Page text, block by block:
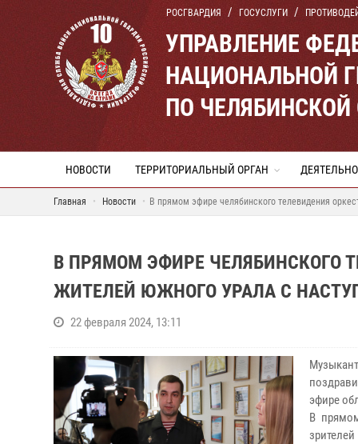
РОСГВАРДИЯ ГОСУСЛУГИ
УПРАВЛЕНИЕ
НАЦИОНАЛЬНОЙ
ПО ЧЕЛЯБИНСКОЙ
НОВОСТИ ТЕРРИТОРИАЛЬНЫЙ ОРГАН
Главная Новости В прямом эфире челябинского телевидения
В ПРЯМОМ ЭФИРЕ ЧЕЛЯБИНСКОГО
ЖИТЕЛЕЙ ЮЖНОГО УРАЛА С
22 февраля 2024, 13:11
эфире
В